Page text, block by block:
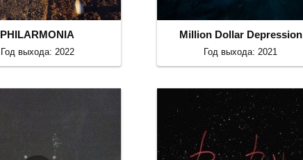
PHILARMONIA
Год выхода: 2022
Million Dollar Depression
Год выхода: 2021